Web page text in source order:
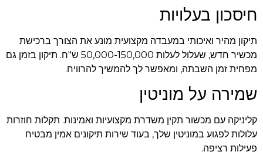
חיסכון בעלויות
תיקון מהיר ואיכותי במעבדה מקצועית מונע את הצורך ברכישת
מכשיר חדש, שעלול לעלות 50,000-150,000 ש"ח. תיקון בזמן גם
מפחית זמן השבתה, ומאפשר לך להמשיך להרוויח.
שמירה על מוניטין
קליניקה עם מכשור תקין משדרת מקצועיות ואמינות. תקלות חוזרות
עלולות לפגוע במוניטין שלך, בעוד שירות תיקונים אמין מבטיח
פעילות רציפה.